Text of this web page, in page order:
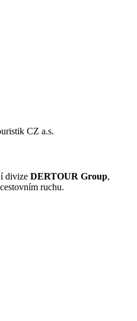
CZ a.s.
divize DERTOUR Group,
ruchu.